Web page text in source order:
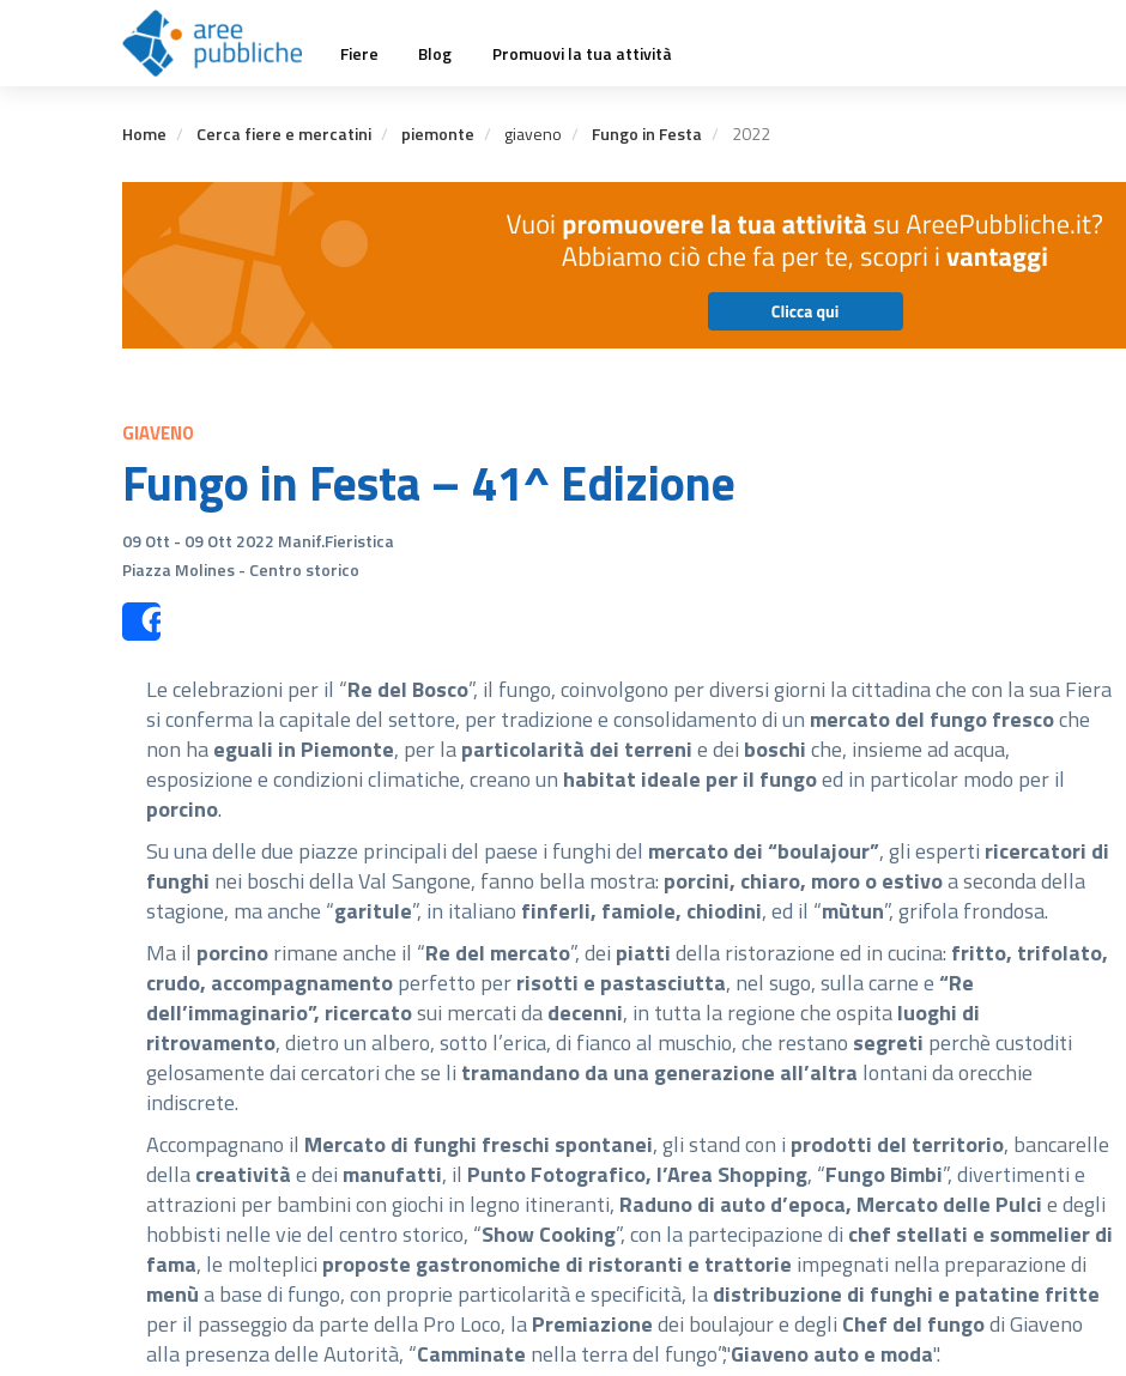
Main
navigation
Fiere Blog Promuovi la tua attività
Home Cerca fiere e mercatini piemonte giaveno Fungo in Festa 2022
GIAVENO
Fungo in Festa – 41^ Edizione
09 Ott - 09 Ott 2022 Manif.Fieristica
Piazza Molines - Centro storico
Le celebrazioni per il “Re del Bosco”, il fungo, coinvolgono per diversi giorni la cittadina che con la sua Fiera
si conferma la capitale del settore, per tradizione e consolidamento di un mercato del fungo frescoche
non haeguali in Piemonte, per laparticolarità dei terrenie dei boschiche, insieme ad acqua,
esposizione e condizioni climatiche, creano un habitat ideale per il fungoed in particolar modo per il
porcino.
Su una delle due piazze principali del paese i funghi del mercato dei “boulajour”, gli esperti ricercatori di
funghi nei boschi della Val Sangone, fanno bella mostra: porcini, chiaro, moro o estivoa seconda della
stagione, ma anche “garitule”, in italiano finferli, famiole, chiodini, ed il “mùtun”, grifola frondosa.
Ma il porcinorimane anche il “Re del mercato”, dei piattidella ristorazione ed in cucina: fritto, trifolato,
crudo, accompagnamentoperfetto perrisotti e pastasciutta, nel sugo, sulla carne e“Re
dell’immaginario”, ricercatosui mercati dadecenni, in tutta la regione che ospitaluoghi di
ritrovamento, dietro un albero, sotto l’erica, di fianco al muschio, che restano segreti perchè custoditi
gelosamente dai cercatori che se li tramandanoda una generazione all’altra lontani da orecchie
indiscrete.
Accompagnano il Mercato di funghi freschi spontanei, gli stand con i prodotti del territorio, bancarelle
dellacreativitàe dei manufatti, il Punto Fotografico, l’Area Shopping, “Fungo Bimbi”, divertimenti e
attrazioni per bambini con giochi in legno itineranti, Raduno di auto d’epoca, Mercato delle Pulcie degli
hobbisti nelle vie del centro storico, “Show Cooking”, con la partecipazione di chef stellati e sommelier di
fama, le molteplici proposte gastronomiche di ristoranti e trattorie impegnati nella preparazione di
menùa base di fungo, con proprie particolarità e specificità, ladistribuzione di funghi e patatine fritte
per il passeggio da parte della Pro Loco, laPremiazionedei boulajour e degli Chef del fungodi Giaveno
alla presenza delle Autorità, “Camminate nella terra del fungo”,"Giaveno auto e moda".